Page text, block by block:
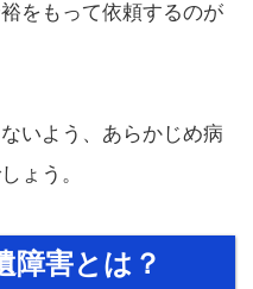
をもって依頼するのが
いよう、あらかじめ病
ょう。
障害とは？